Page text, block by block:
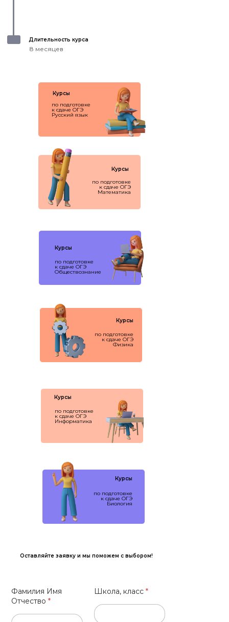
8 месяцев
Длительность курса
по подготовке
к сдаче ОГЭ
Русский язык
по подготовке
к сдаче ОГЭ
Математика
Курсы
Курсы
по подготовке
к сдаче ОГЭ
Обществознание
по подготовке
к сдаче ОГЭ
Информатика
по подготовке
к сдаче ОГЭ
Физика
по подготовке
к сдаче ОГЭ
Биология
Курсы
Курсы
Курсы
Курсы
Оставляйте заявку и мы поможем с выбором!
Фамилия Имя
Отчество *
Школа, класс *